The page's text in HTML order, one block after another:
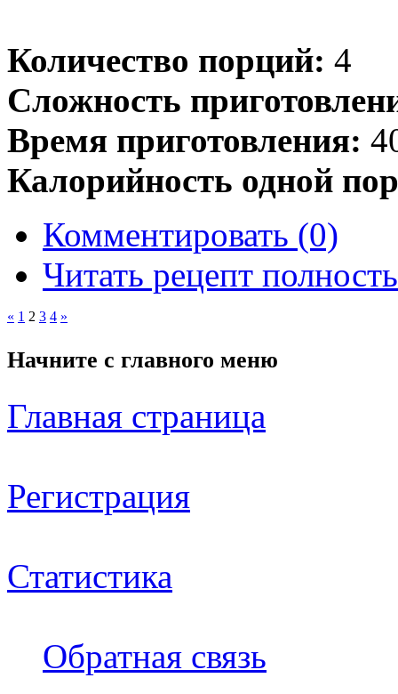
Количество порций: 4
Сложность
Время приготовления:
Калорийность одной
Комментировать (0)
Читать рецепт
« 1 2 3 4 »
Начните с главного меню
Главная страница
Регистрация
Статистика
Обратная связь